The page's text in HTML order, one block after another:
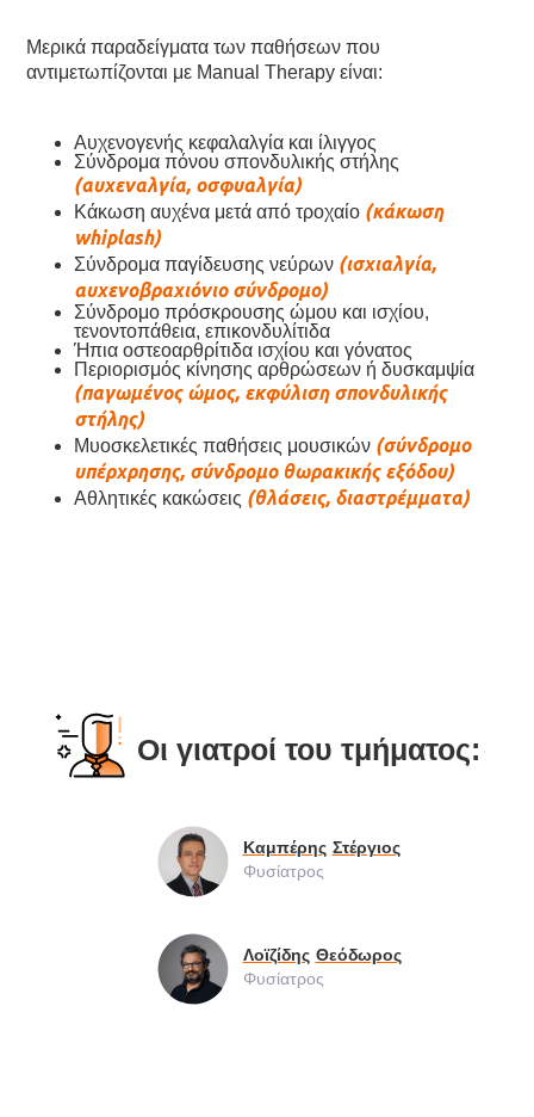
Μερικά παραδείγματα των παθήσεων που
αντιμετωπίζονται με Manual Therapy είναι:
Αυχενογενής κεφαλαλγία και ίλιγγος
Σύνδρομα πόνου σπονδυλικής στήλης
(αυχεναλγία, οσφυαλγία)
Κάκωση αυχένα μετά από τροχαίο (κάκωση
whiplash)
Σύνδρομα παγίδευσης νεύρων (ισχιαλγία,
αυχενοβραχιόνιο σύνδρομο)
Σύνδρομο πρόσκρουσης ώμου και ισχίου,
τενοντοπάθεια, επικονδυλίτιδα
Ήπια οστεοαρθρίτιδα ισχίου και γόνατος
Περιορισμός κίνησης αρθρώσεων ή δυσκαμψία
(παγωμένος ώμος, εκφύλιση σπονδυλικής
στήλης)
Μυοσκελετικές παθήσεις μουσικών (σύνδρομο
υπέρχρησης, σύνδρομο θωρακικής εξόδου)
Αθλητικές κακώσεις (θλάσεις, διαστρέμματα)
Οι γιατροί του τμήματος:
Καμπέρης Στέργιος
Φυσίατρος
Λοϊζίδης Θεόδωρος
Φυσίατρος